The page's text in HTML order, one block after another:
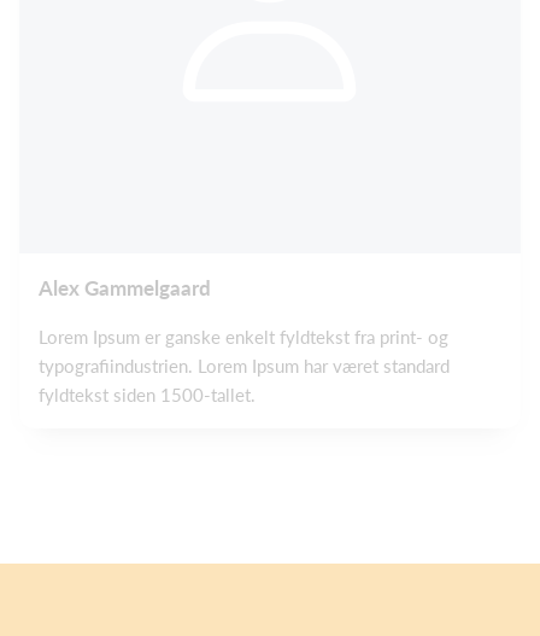
Alex Gammelgaard
Lorem Ipsum er ganske enkelt fyldtekst fra print- og
typografiindustrien. Lorem Ipsum har været standard
fyldtekst siden 1500-tallet.